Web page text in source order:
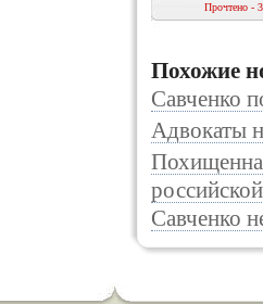
Прочтено -
Похожие
Савченко
Адвокаты
Савченко